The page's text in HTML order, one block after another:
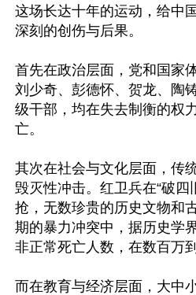
这场长达十年的运动，给中
深刻的创伤与后果。
首先在政治层面，党和国家
刘少奇、彭德怀、贺龙、陶
级干部，均在失去制衡的权
亡。
其次在社会与文化层面，传
毁灭性冲击。红卫兵在“破四
抢，无数珍贵的历史文物和
期的暴力冲突中，据历史学
非正常死亡人数，在数百万
而在教育与经济层面，大中